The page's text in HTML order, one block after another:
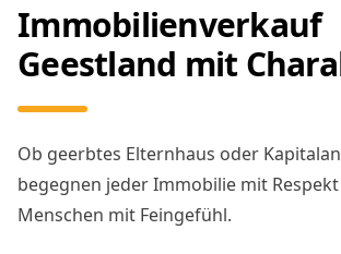
Immobilienverkauf
Geestland mit
Ob geerbtes Elternhaus oder
begegnen jeder Immobilie mit
Menschen mit Feingefühl.